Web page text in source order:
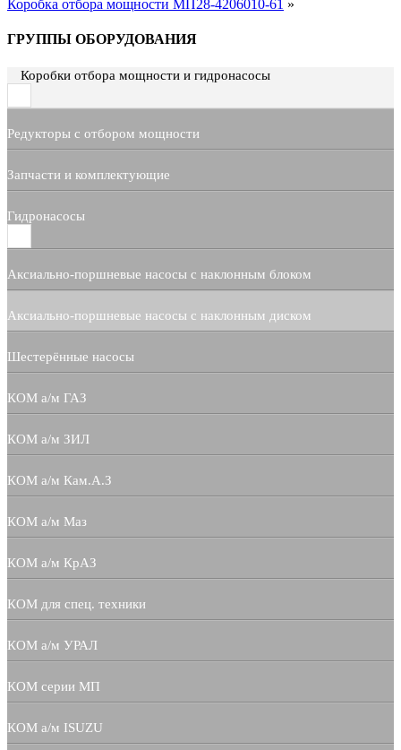
Коробка отбора мощности МП28-4206010-61 »
ГРУППЫ ОБОРУДОВАНИЯ
Коробки отбора мощности и гидронасосы
Редукторы с отбором мощности
Запчасти и комплектующие
Гидронасосы
Аксиально-поршневые насосы с наклонным блоком
Аксиально-поршневые насосы с наклонным диском
Шестерённые насосы
КОМ а/м ГАЗ
КОМ а/м ЗИЛ
КОМ а/м Кам.А.З
КОМ а/м Маз
КОМ а/м КрАЗ
КОМ для спец. техники
КОМ а/м УРАЛ
КОМ серии МП
КОМ а/м ISUZU